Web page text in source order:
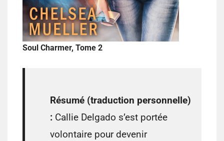
Soul Charmer, Tome 2
Résumé (traduction personnelle)
: Callie Delgado s’est portée
volontaire pour devenir